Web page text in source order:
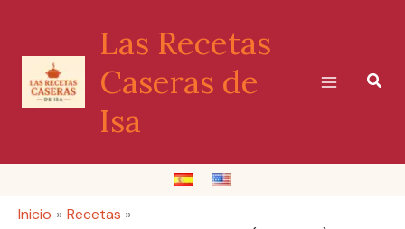
contenido
Las Recetas
Caseras de
Isa
Inicio
Recetas